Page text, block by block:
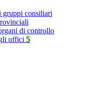
gruppi consiliari
di controllo
uffici 5